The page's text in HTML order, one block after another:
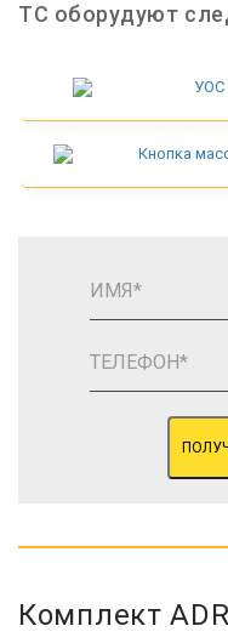
ТС оборудуют
УОС
Кнопка
Комплект